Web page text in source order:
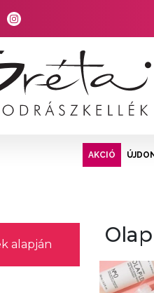
AKCIÓ
alapján